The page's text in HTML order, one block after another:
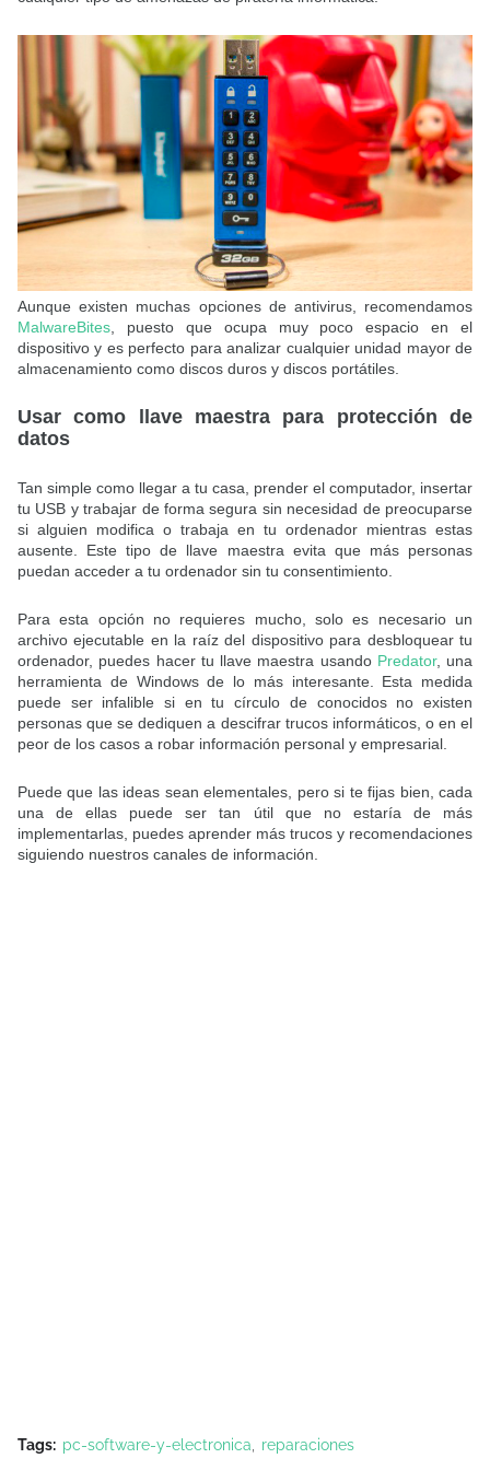
Aunque existen muchas opciones de antivirus, recomendamos
MalwareBites, puesto que ocupa muy poco espacio en el
dispositivo y es perfecto para analizar cualquier unidad mayor de
almacenamiento como discos duros y discos portátiles.
Usar como llave maestra para protección de
datos
Tan simple como llegar a tu casa, prender el computador, insertar
tu USB y trabajar de forma segura sin necesidad de preocuparse
si alguien modifica o trabaja en tu ordenador mientras estas
ausente. Este tipo de llave maestra evita que más personas
puedan acceder a tu ordenador sin tu consentimiento.
Para esta opción no requieres mucho, solo es necesario un
archivo ejecutable en la raíz del dispositivo para desbloquear tu
ordenador, puedes hacer tu llave maestra usando Predator, una
herramienta de Windows de lo más interesante. Esta medida
puede ser infalible si en tu círculo de conocidos no existen
personas que se dediquen a descifrar trucos informáticos, o en el
peor de los casos a robar información personal y empresarial.
Puede que las ideas sean elementales, pero si te fijas bien, cada
una de ellas puede ser tan útil que no estaría de más
implementarlas, puedes aprender más trucos y recomendaciones
siguiendo nuestros canales de información.
Tags: pc-software-y-electronica reparaciones